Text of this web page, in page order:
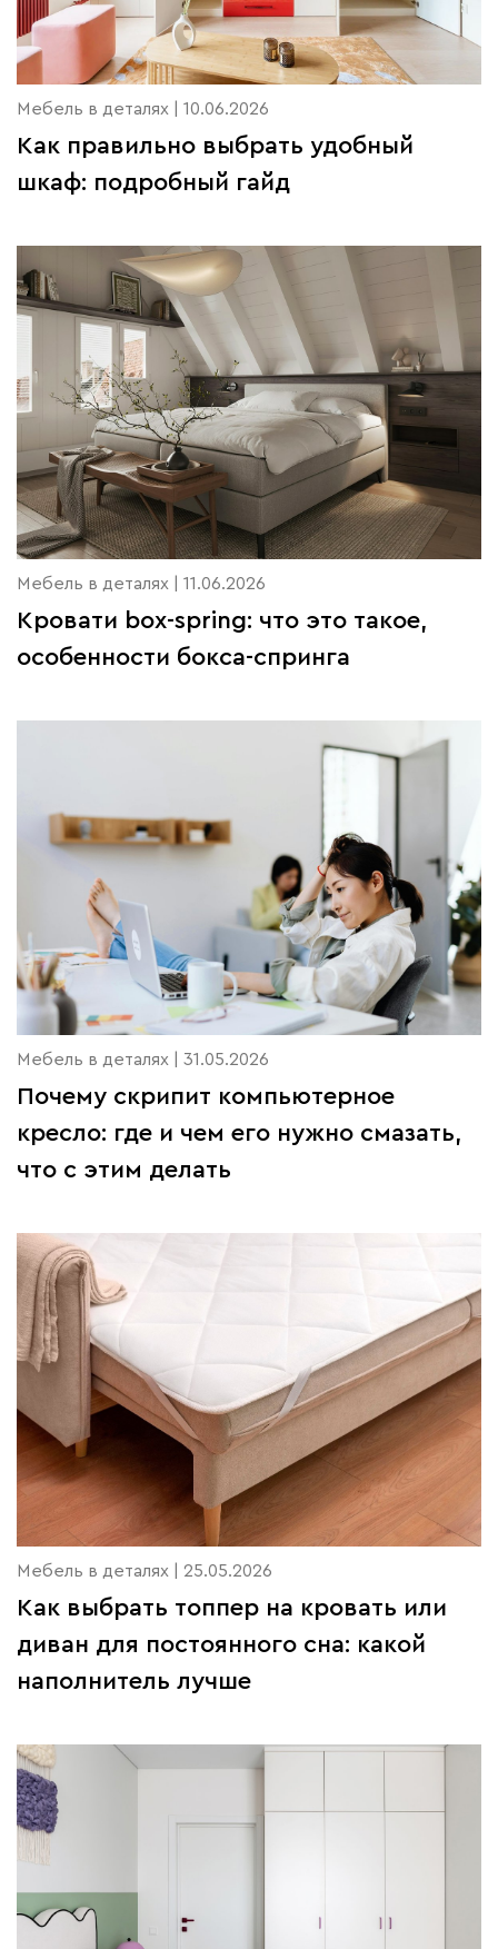
Мебель в деталях | 10.06.2026
Как правильно выбрать удобный
шкаф: подробный гайд
Мебель в деталях | 11.06.2026
Кровати box-spring: что это такое,
особенности бокса-спринга
Мебель в деталях | 31.05.2026
Почему скрипит компьютерное
кресло: где и чем его нужно смазать,
что с этим делать
Мебель в деталях | 25.05.2026
Как выбрать топпер на кровать или
диван для постоянного сна: какой
наполнитель лучше